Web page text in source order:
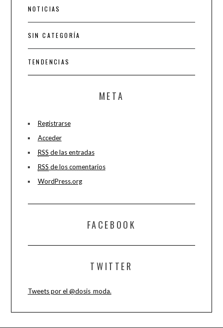
NOTICIAS
SIN CATEGORÍA
TENDENCIAS
META
Registrarse
Acceder
RSS de las entradas
RSS de los comentarios
WordPress.org
FACEBOOK
TWITTER
Tweets por el @dosis_moda.